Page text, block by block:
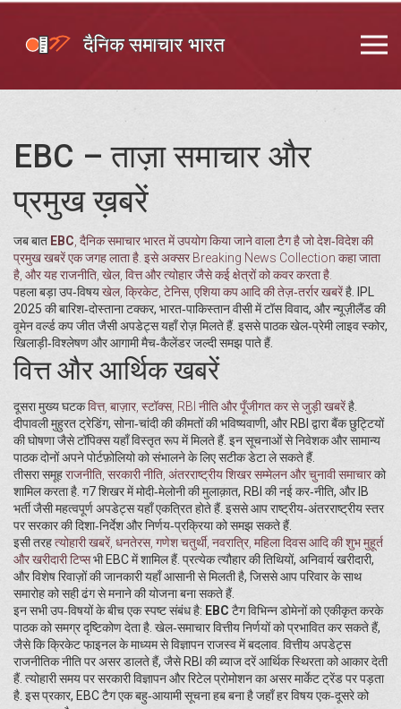
EBC – ताज़ा समाचार और
प्रमुख ख़बरें
जब बात EBC दैनिक समाचार भारत में उपयोग किया जाने वाला टैग है जो देश‑विदेश की
प्रमुख खबरें एक जगह लाता है . इसे अक्सरBreaking News Collection कहा जाता
है, और यह राजनीति, खेल, वित्त और त्योहार जैसे कई क्षेत्रों को कवर करता है.
पहला बड़ा उप‑विषयखेल, क्रिकेट, टेनिस, एशिया कप आदि की तेज़‑तर्रार खबरेंहै. IPL
2025 की बारिश‑दोस्ताना टक्कर, भारत‑पाकिस्तान वीसी में टॉस विवाद, और न्यूज़ीलैंड की
वूमेन वर्ल्ड कप जीत जैसी अपडेट्स यहाँ रोज़ मिलते हैं. इससे पाठक खेल‑प्रेमी लाइव स्कोर,
खिलाड़ी‑विश्लेषण और आगामी मैच‑कैलेंडर जल्दी समझ पाते हैं.
वित्त और आर्थिक खबरें
दूसरा मुख्य घटकवित्त, बाज़ार, स्टॉक्स, RBI नीति और पूँजीगत कर से जुड़ी खबरेंहै.
दीपावली मुहुरत ट्रेडिंग, सोना‑चांदी की कीमतों की भविष्यवाणी, और RBI द्वारा बैंक छुट्टियों
की घोषणा जैसे टॉपिक्स यहाँ विस्तृत रूप में मिलते हैं. इन सूचनाओं से निवेशक और सामान्य
पाठक दोनों अपने पोर्टफ़ोलियो को संभालने के लिए सटीक डेटा ले सकते हैं.
तीसरा समूहराजनीति सरकारी नीति, अंतरराष्ट्रीय शिखर सम्मेलन और चुनावी समाचारको
शामिल करता है. ग7 शिखर में मोदी‑मेलोनी की मुलाक़ात, RBI की नई कर‑नीति, और IB
भर्ती जैसी महत्वपूर्ण अपडेट्स यहाँ एकत्रित होते हैं. इससे आप राष्ट्रीय‑अंतरराष्ट्रीय स्तर
पर सरकार की दिशा‑निर्देश और निर्णय‑प्रक्रिया को समझ सकते हैं.
इसी तरहत्योहारी खबरें, धनतेरस, गणेश चतुर्थी, नवरात्रि, महिला दिवस आदि की शुभ मुहूर्त
और खरीदारी टिप्सभी EBC में शामिल हैं. प्रत्येक त्यौहार की तिथियों, अनिवार्य खरीदारी,
और विशेष रिवाज़ों की जानकारी यहाँ आसानी से मिलती है, जिससे आप परिवार के साथ
समारोह को सही ढंग से मनाने की योजना बना सकते हैं.
इन सभी उप‑विषयों के बीच एक स्पष्ट संबंध है: EBC टैग विभिन्न डोमेनों को एकीकृत करके
पाठक को समग्र दृष्टिकोण देता है. खेल‑समाचार वित्तीय निर्णयों को प्रभावित कर सकते हैं,
जैसे कि क्रिकेट फाइनल के माध्यम से विज्ञापन राजस्व में बदलाव. वित्तीय अपडेट्स
राजनीतिक नीति पर असर डालते हैं, जैसे RBI की ब्याज दरें आर्थिक स्थिरता को आकार देती
हैं. त्योहारी समय पर सरकारी विज्ञापन और रिटेल प्रोमोशन का असर मार्केट ट्रेंड पर पड़ता
है. इस प्रकार, EBC टैग एक बहु‑आयामी सूचना हब बना है जहाँ हर विषय एक‑दूसरे को